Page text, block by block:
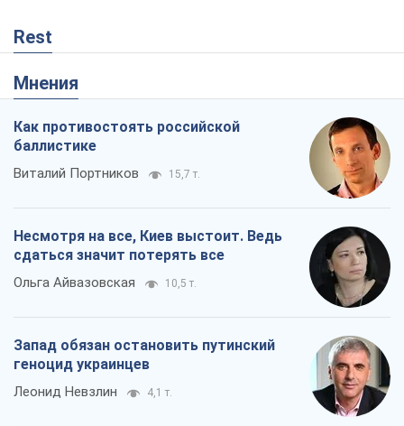
Rest
Мнения
Как противостоять российской
баллистике
Виталий Портников 15,7 т.
Несмотря на все, Киев выстоит. Ведь
сдаться значит потерять все
Ольга Айвазовская 10,5 т.
Запад обязан остановить путинский
геноцид украинцев
Леонид Невзлин 4,1 т.